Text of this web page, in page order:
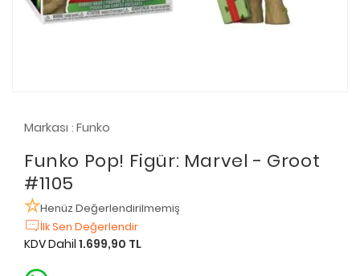
Markası : Funko
Funko Pop! Figür: Marvel - Groot
#1105
Henüz Değerlendirilmemiş
İlk Sen Değerlendir
KDV Dahil 1.699,90 TL